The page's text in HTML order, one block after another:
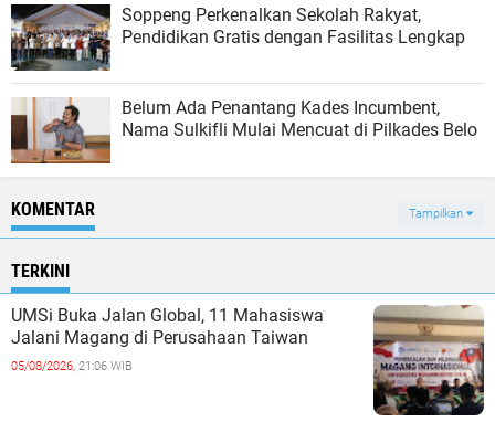
Soppeng Perkenalkan Sekolah Rakyat,
Pendidikan Gratis dengan Fasilitas Lengkap
Belum Ada Penantang Kades Incumbent,
Nama Sulkifli Mulai Mencuat di Pilkades Belo
KOMENTAR Tampilkan
TERKINI
UMSi Buka Jalan Global, 11 Mahasiswa
Jalani Magang di Perusahaan Taiwan
05/08/2026, 21:06 WIB